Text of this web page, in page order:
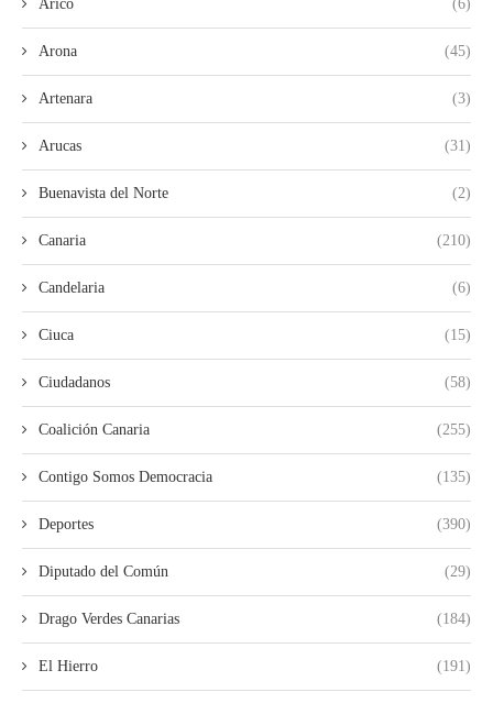
Arico (6)
Arona (45)
Artenara (3)
Arucas (31)
Buenavista del Norte (2)
Canaria (210)
Candelaria (6)
Ciuca (15)
Ciudadanos (58)
Coalición Canaria (255)
Contigo Somos Democracia (135)
Deportes (390)
Diputado del Común (29)
Drago Verdes Canarias (184)
El Hierro (191)